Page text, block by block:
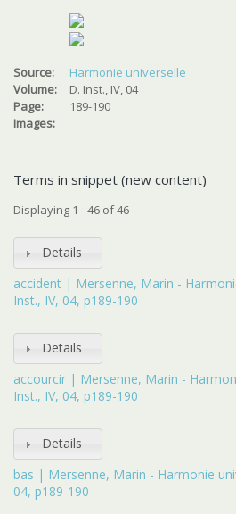
Source:
Harmonie universelle
Volume:
D. Inst., IV, 04
Page:
189-190
Images:
Terms in snippet (new content)
Displaying 1 - 46 of 46
Details
accident | Mersenne, Marin -
Inst., IV, 04, p189-190
Details
accourcir | Mersenne, Marin -
Inst., IV, 04, p189-190
Details
bas | Mersenne, Marin - Harmonie
04, p189-190